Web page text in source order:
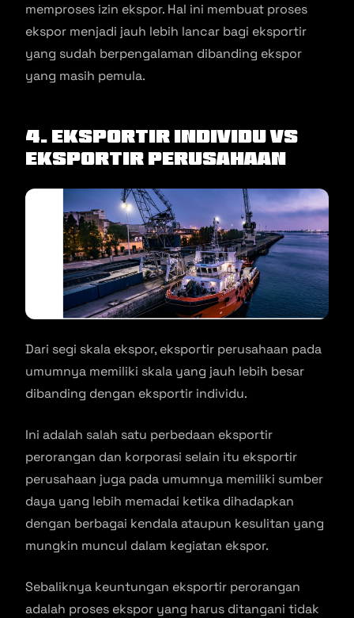
memproses izin ekspor. Hal ini membuat proses
ekspor menjadi jauh lebih lancar bagi eksportir
yang sudah berpengalaman dibanding ekspor
yang masih pemula.
4. Eksportir Individu vs
Eksportir Perusahaan
Dari segi skala ekspor, eksportir perusahaan pada
umumnya memiliki skala yang jauh lebih besar
dibanding dengan eksportir individu.
Ini adalah salah satu perbedaan eksportir
perorangan dan korporasi selain itu eksportir
perusahaan juga pada umumnya memiliki sumber
daya yang lebih memadai ketika dihadapkan
dengan berbagai kendala ataupun kesulitan yang
mungkin muncul dalam kegiatan ekspor.
Sebaliknya keuntungan eksportir perorangan
adalah proses ekspor yang harus ditangani tidak